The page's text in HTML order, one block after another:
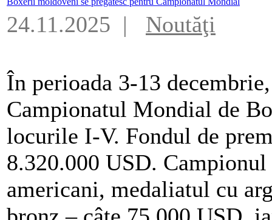
24.11.2025 | Noutăţi
În perioada 3-13
Campionatul Mondial de
locurile I-V. Fondul de
8.320.000 USD.
americani, medaliatul cu